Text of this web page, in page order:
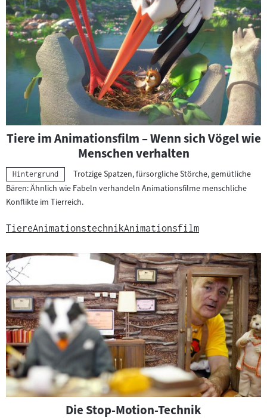
Tiere im Animationsfilm – Wenn sich Vögel wie
Menschen verhalten
Kategorie:
Hintergrund
Trotzige Spatzen, fürsorgliche Störche, gemütliche
Bären: Ähnlich wie Fabeln verhandeln Animationsfilme menschliche
Konflikte im Tierreich.
TiereAnimationstechnikAnimationsfilm
Die Stop-Motion-Technik